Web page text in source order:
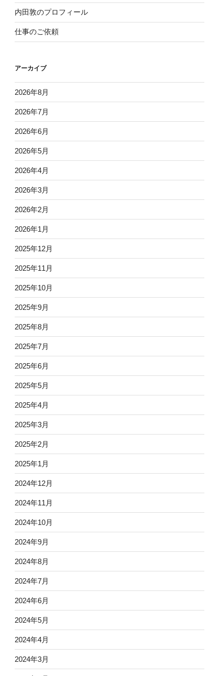
内田敦のプロフィール
仕事のご依頼
アーカイブ
2026年8月
2026年7月
2026年6月
2026年5月
2026年4月
2026年3月
2026年2月
2026年1月
2025年12月
2025年11月
2025年10月
2025年9月
2025年8月
2025年7月
2025年6月
2025年5月
2025年4月
2025年3月
2025年2月
2025年1月
2024年12月
2024年11月
2024年10月
2024年9月
2024年8月
2024年7月
2024年6月
2024年5月
2024年4月
2024年3月